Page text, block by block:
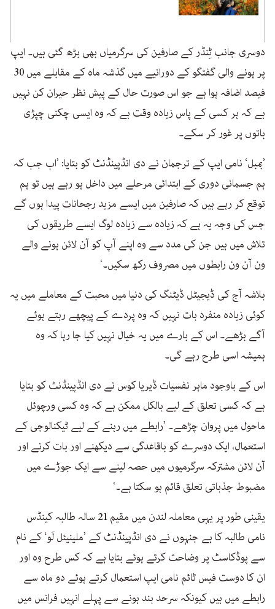
دوسری جانب ٹِنڈر کے صارفین کی سرگرمیاں بھی بڑھ گئی ہیں۔ ایپ
پر ہونے والی گفتگو کے دورانیے میں گذشہ ماہ کے مقابلے میں 30
فیصد اضافہ ہوا ہے جو اس صورت حال کے پیش نظر حیران کن نہیں
ہے کہ ہر کسی کے پاس زیادہ وقت ہے کہ وہ ایسی چکنی چپڑی
باتوں پر غور کر سکے۔
’بمبل‘ نامی ایپ کے ترجمان نے دی انڈپینڈنٹ کو بتایا: ’اب جب کہ
ہم جسمانی دوری کے ابتدائی مرحلے میں داخل ہو رہے ہیں تو ہم
توقع کر رہے ہیں کہ صارفین میں ایسے مزید رجحانات پیدا ہوں گے
جس کی وجہ یہ ہے کہ زیادہ سے زیادہ لوگ ایسے طریقوں کی
تلاش میں ہیں جن کی مدد سے وہ اپنے آپ کو آن لائن ہونے والے
ون آن ون رابطوں میں مصروف رکھ سکیں۔‘
بلاشہ آج کی ڈیجیٹل ڈیٹنگ کی دنیا میں محبت کے معاملے میں یہ
کوئی زیادہ منفرد بات نہیں کہ وہ پردے کے پیچھے رہتے ہوئے
آگے بڑھے۔ اس کے بارے میں یہ خیال نہیں کیا جا رہا کہ وہ
ہمیشہ اسی طرح رہے گی۔
اس کے باوجود ماہر نفسیات ڈیریا کوس نے دی انڈپینڈنٹ کو بتایا
ہے کہ کسی تعلق کے لیے بالکل ممکن ہے کہ وہ کسی ورچوئل
ماحول میں پروان چڑھے۔ ’رابطے میں رہنے کے لیے ٹیکنالوجی کے
استعمال، ایک دوسرے کو باقاعدگی سے دیکھنے اور بات کرنے اور
آن لائن مشترکہ سرگرمیوں میں حصہ لینے سے ایک جوڑے میں
مضبوط جذباتی تعلق قائم ہو سکتا ہے۔‘
یقینی طور پر یہی معاملہ لندن میں مقیم 21 سالہ طالبہ کینڈس
نامی طالبہ کا ہے جنہوں نے دی انڈپینڈنٹ کے ’ملینیئل لَو‘ کے نام
سے پوڈکاسٹ پر وضاحت کرتے ہوئے بتایا ہے کہ کس طرح وہ اور
ان کا دوست فیس ٹائم نامی ایپ استعمال کرتے ہوئے دو ماہ سے
رابطے میں ہیں کیونکہ سرحد بند ہونے سے پہلے انہیں فرانس میں